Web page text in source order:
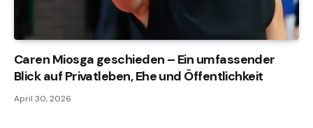
Caren Miosga geschieden – Ein umfassender
Blick auf Privatleben, Ehe und Öffentlichkeit
April 30, 2026